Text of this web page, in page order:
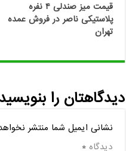
قیمت میز صندلی ۴ نفره
پلاستیکی ناصر در فروش عمده
تهران
دیدگاهتان را
نشانی ایمیل شما منتشر
دیدگاه*